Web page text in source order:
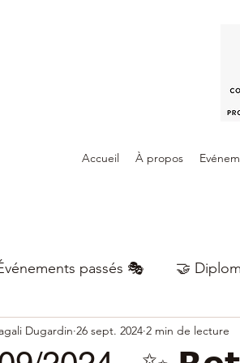
Accueil À propos
passés 🎭 🤝
Dugardin 26 sept. 2024 2 min de lecture